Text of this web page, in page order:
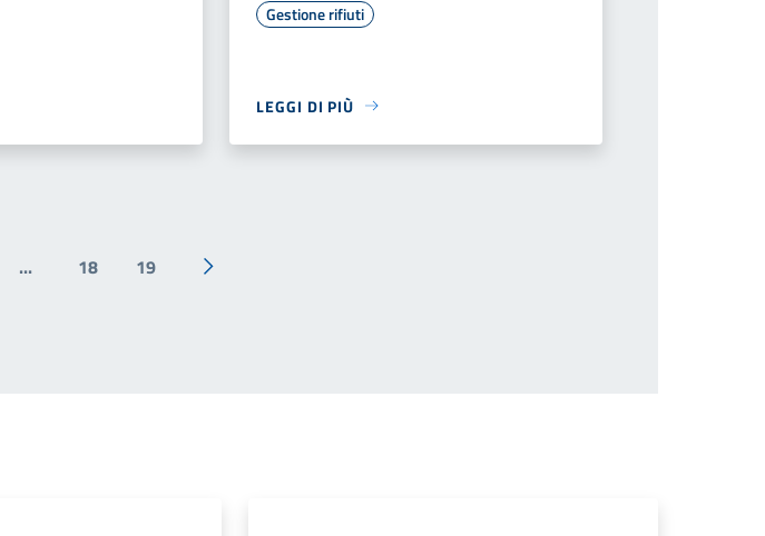
Gestione rifiuti
LEGGI DI PIÙ
... 18 19
Pagina successiva